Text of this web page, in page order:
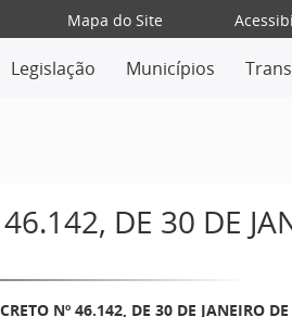
Mapa do Site
Legislação Municípios
DE 30 DE
Nº 46.142, DE 30 DE JANEIRO